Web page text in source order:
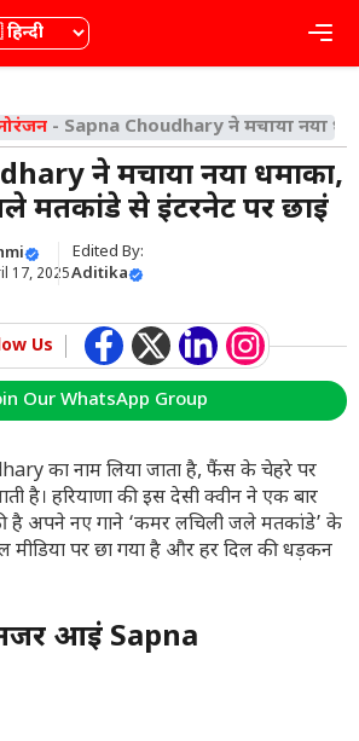
- Sapna Choudhary ने मचाया नया
ने मचाया नया धमाका,
मतकांडे से इंटरनेट पर छाईं
17, 2025
Edited By:
Aditika
Us
Our WhatsApp Group
का नाम लिया जाता है, फैंस के चेहरे पर
है। हरियाणा की इस देसी क्वीन ने एक बार
है अपने नए गाने ‘कमर लचिली जले मतकांडे’ के
मीडिया पर छा गया है और हर दिल की धड़कन
आईं Sapna